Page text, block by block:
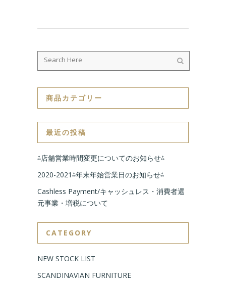
商品カテゴリー
最近の投稿
⁂店舗営業時間変更についてのお知らせ⁂
2020-2021⁂年末年始営業日のお知らせ⁂
Cashless Payment/キャッシュレス・消費者還
元事業・増税について
CATEGORY
NEW STOCK LIST
SCANDINAVIAN FURNITURE